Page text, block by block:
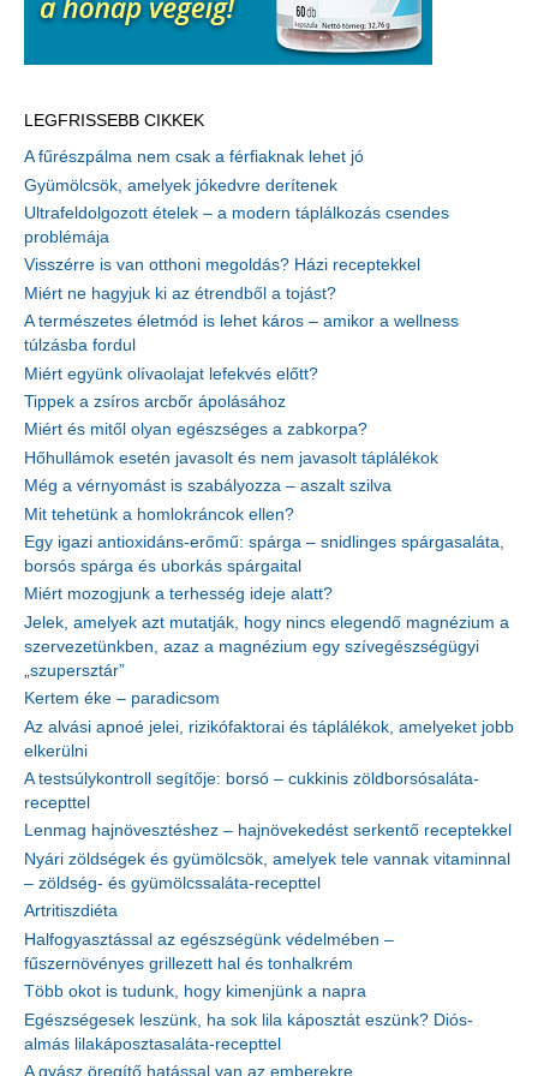
LEGFRISSEBB CIKKEK
A fűrészpálma nem csak a férfiaknak lehet jó
Gyümölcsök, amelyek jókedvre derítenek
Ultrafeldolgozott ételek – a modern táplálkozás csendes
problémája
Visszérre is van otthoni megoldás? Házi receptekkel
Miért ne hagyjuk ki az étrendből a tojást?
A természetes életmód is lehet káros – amikor a wellness
túlzásba fordul
Miért együnk olívaolajat lefekvés előtt?
Tippek a zsíros arcbőr ápolásához
Miért és mitől olyan egészséges a zabkorpa?
Hőhullámok esetén javasolt és nem javasolt táplálékok
Még a vérnyomást is szabályozza – aszalt szilva
Mit tehetünk a homlokráncok ellen?
Egy igazi antioxidáns-erőmű: spárga – snidlinges spárgasaláta,
borsós spárga és uborkás spárgaital
Miért mozogjunk a terhesség ideje alatt?
Jelek, amelyek azt mutatják, hogy nincs elegendő magnézium a
szervezetünkben, azaz a magnézium egy szívegészségügyi
„szupersztár”
Kertem éke – paradicsom
Az alvási apnoé jelei, rizikófaktorai és táplálékok, amelyeket jobb
elkerülni
A testsúlykontroll segítője: borsó – cukkinis zöldborsósaláta-
recepttel
Lenmag hajnövesztéshez – hajnövekedést serkentő receptekkel
Nyári zöldségek és gyümölcsök, amelyek tele vannak vitaminnal
– zöldség- és gyümölcssaláta-recepttel
Artritiszdiéta
Halfogyasztással az egészségünk védelmében –
fűszernövényes grillezett hal és tonhalkrém
Több okot is tudunk, hogy kimenjünk a napra
Egészségesek leszünk, ha sok lila káposztát eszünk? Diós-
almás lilakáposztasaláta-recepttel
A gyász öregítő hatással van az emberekre